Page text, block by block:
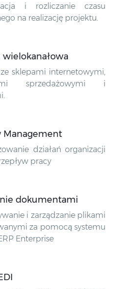
i rozliczanie czasu
na realizację projektu.
wielokanałowa
ze sklepami internetowymi,
sprzedażowymi i
Management
działań organizacji
pracy
dokumentami
i zarządzanie plikami
za pomocą systemu
Enterprise